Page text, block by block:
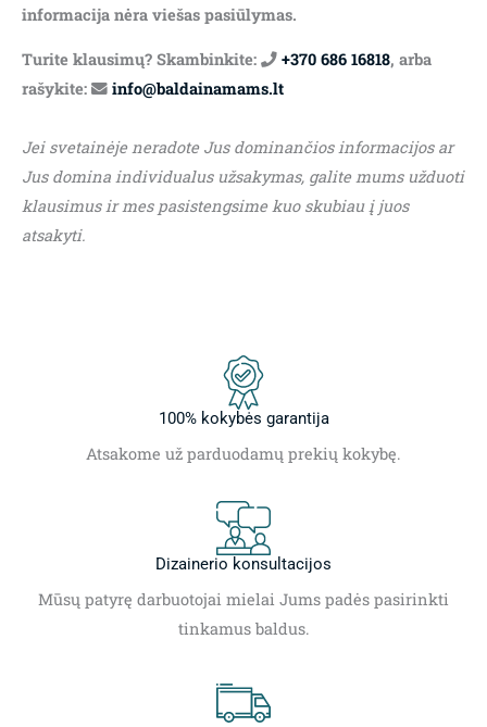
informacija nėra viešas pasiūlymas.
Turite klausimų? Skambinkite: +370 686 16818, arba
rašykite:
info@baldainamams.lt
Jei svetainėje neradote Jus dominančios informacijos ar
Jus domina individualus užsakymas, galite mums užduoti
klausimus ir mes pasistengsime kuo skubiau į juos
atsakyti.
100% kokybės garantija
Atsakome už parduodamų prekių kokybę.
Dizainerio konsultacijos
Mūsų patyrę darbuotojai mielai Jums padės pasirinkti
tinkamus baldus.